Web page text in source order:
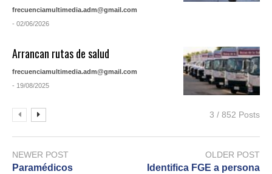
frecuenciamultimedia.adm@gmail.com
- 02/06/2026
Arrancan rutas de salud
frecuenciamultimedia.adm@gmail.com
- 19/08/2025
3 / 852 Posts
NEWER POST
Paramédicos
OLDER POST
Identifica FGE a persona